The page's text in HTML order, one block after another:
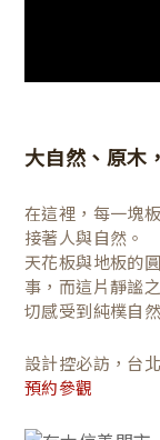
大自然、原木
在這裡，每一塊
接著人與自然。
天花板與地板的
事，而這片靜謐
切感受到純樸自
設計控必訪，台
預約參觀